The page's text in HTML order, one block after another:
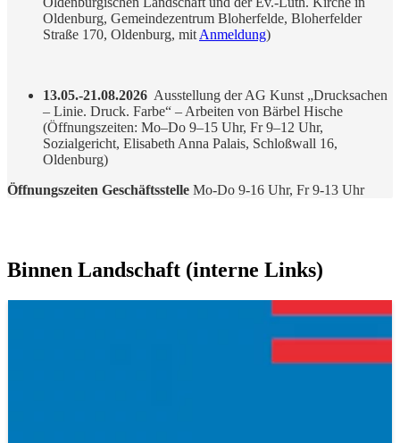
Oldenburg, Gemeindezentrum Bloherfelde, Bloherfelder
Straße 170, Oldenburg, mit Anmeldung)
13.05.-21.08.2026 Ausstellung der AG Kunst „Drucksachen
– Linie. Druck. Farbe“ – Arbeiten von Bärbel Hische
(Öffnungszeiten: Mo–Do 9–15 Uhr, Fr 9–12 Uhr,
Sozialgericht, Elisabeth Anna Palais, Schloßwall 16,
Oldenburg)
Öffnungszeiten Geschäftsstelle Mo-Do 9-16 Uhr, Fr 9-13 Uhr
Binnen Landschaft (interne Links)